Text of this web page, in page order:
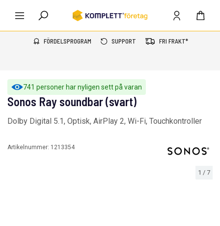
FÖRDELSPROGRAM SUPPORT FRI FRAKT*
741 personer har nyligen sett på varan
1 / 7
Sonos Ray soundbar (svart)
Dolby Digital 5.1, Optisk, AirPlay 2, Wi-Fi, Touchkontroller
Artikelnummer: 1213354